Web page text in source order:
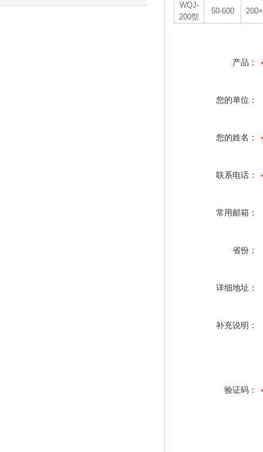
WQJ-
200型
50-600
产品：
您的单位：
您的姓名：
联系电话：
常用邮箱：
省份：
详细地址：
补充说明：
验证码：